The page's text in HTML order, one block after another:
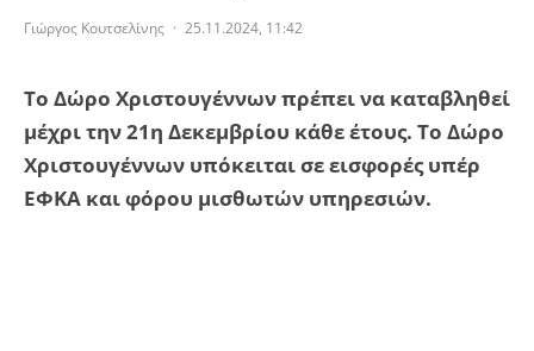
Γιώργος Κουτσελίνης · 25.11.2024, 11:42
Tο Δώρο Χριστουγέννων πρέπει να καταβληθεί
μέχρι την 21η Δεκεμβρίου κάθε έτους. Το Δώρο
Χριστουγέννων υπόκειται σε εισφορές υπέρ
ΕΦΚΑ και φόρου μισθωτών υπηρεσιών.